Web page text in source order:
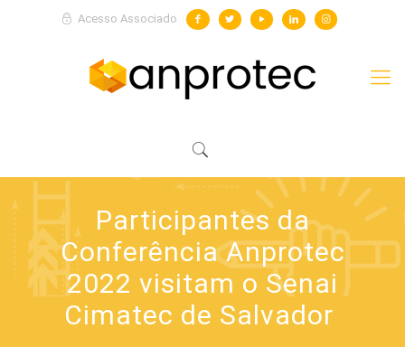
Acesso Associado
Participantes da
Conferência Anprotec
2022 visitam o Senai
Cimatec de Salvador